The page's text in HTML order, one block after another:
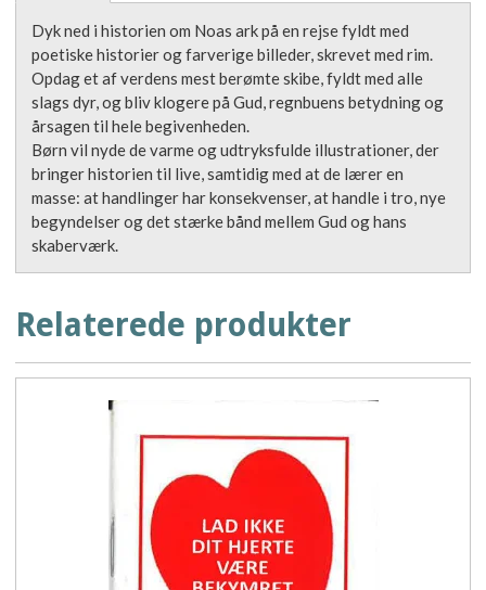
Dyk ned i historien om Noas ark på en rejse fyldt med
poetiske historier og farverige billeder, skrevet med rim.
Opdag et af verdens mest berømte skibe, fyldt med alle
slags dyr, og bliv klogere på Gud, regnbuens betydning og
årsagen til hele begivenheden.
Børn vil nyde de varme og udtryksfulde illustrationer, der
bringer historien til live, samtidig med at de lærer en
masse: at handlinger har konsekvenser, at handle i tro, nye
begyndelser og det stærke bånd mellem Gud og hans
skaberværk.
Relaterede produkter